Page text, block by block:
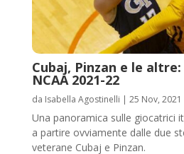
Cubaj, Pinzan e le
NCAA 2021-22
da Isabella Agostinelli | 25 Nov, 2021
Una panoramica sulle giocatrici
a partire ovviamente dalle due
veterane Cubaj e Pinzan.